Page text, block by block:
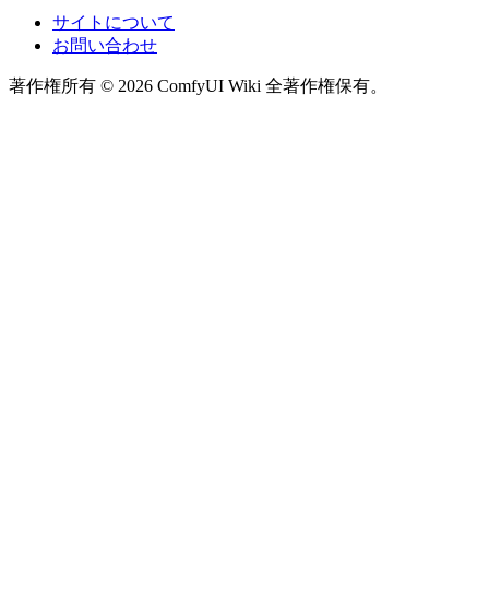
サイトについて
お問い合わせ
著作権所有 © 2026 ComfyUI Wiki 全著作権保有。